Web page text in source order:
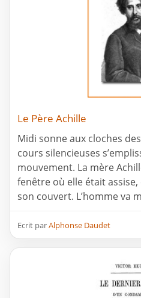
Le Père Achille
Midi sonne aux cloches
cours silencieuses
mouvement. La mère
fenêtre où elle était
son couvert. L’homme va
Ecrit parAlphonse Daudet